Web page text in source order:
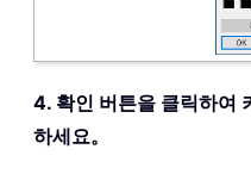
4. 확인 버튼을 클릭하여
하세요。